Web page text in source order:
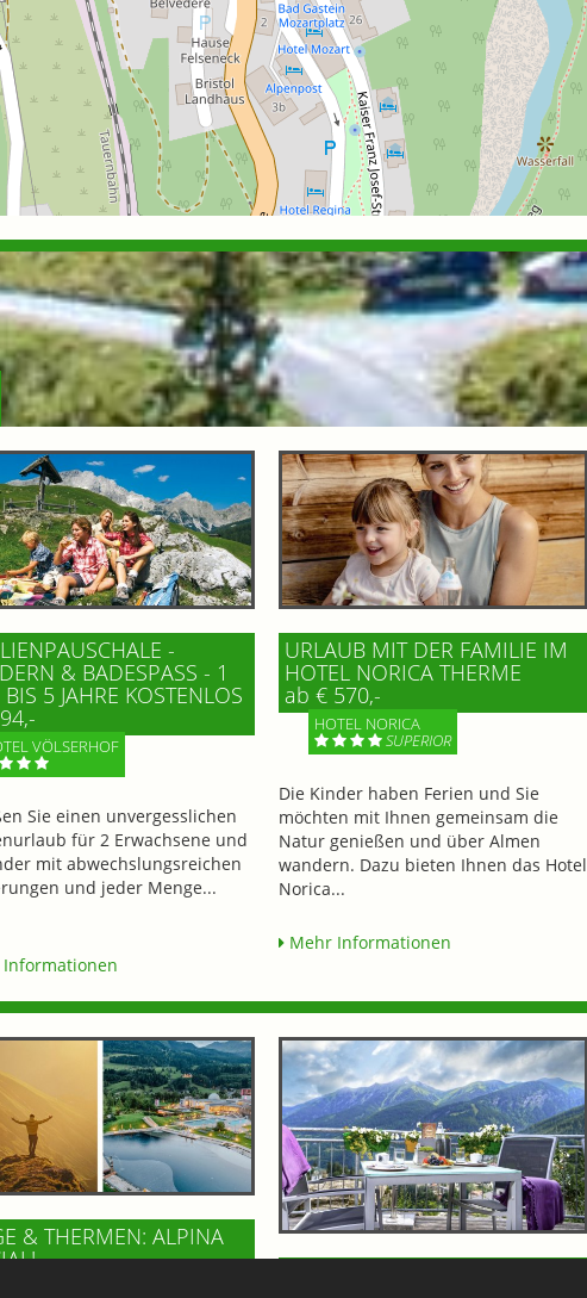
-
& BADESPASS - 1 K
5 JAHRE KOSTENLOS
VÖLSERHOF
Sie einen unvergesslichen
für 2 Erwachsene und
mit abwechslungsreichen
und jeder Menge...
URLAUB MIT DER FAMILIE IM
HOTEL NORICA THERME
ab € 570,-
HOTEL NORICA
SUPERIOR
Die Kinder haben Ferien und Sie
möchten mit Ihnen gemeinsam die
Natur genießen und über Almen
wandern. Dazu bieten Ihnen das Hotel
Norica...
Mehr Informationen
& THERMEN: ALPINA